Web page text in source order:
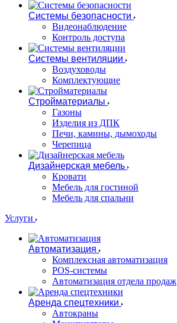
Системы безопасности
Видеонаблюдение
Контроль доступа
Системы вентиляции
Воздуховоды
Комплектующие
Стройматериалы
Газоны
Изделия из ДПК
Печи, камины, дымоходы
Черепица
Дизайнерская мебель
Кровати
Мебель для гостиной
Мебель для спальни
Услуги
Автоматизация
Комплексная автоматизация
POS-системы
Автоматизация отдела продаж
Аренда спецтехники
Автокраны